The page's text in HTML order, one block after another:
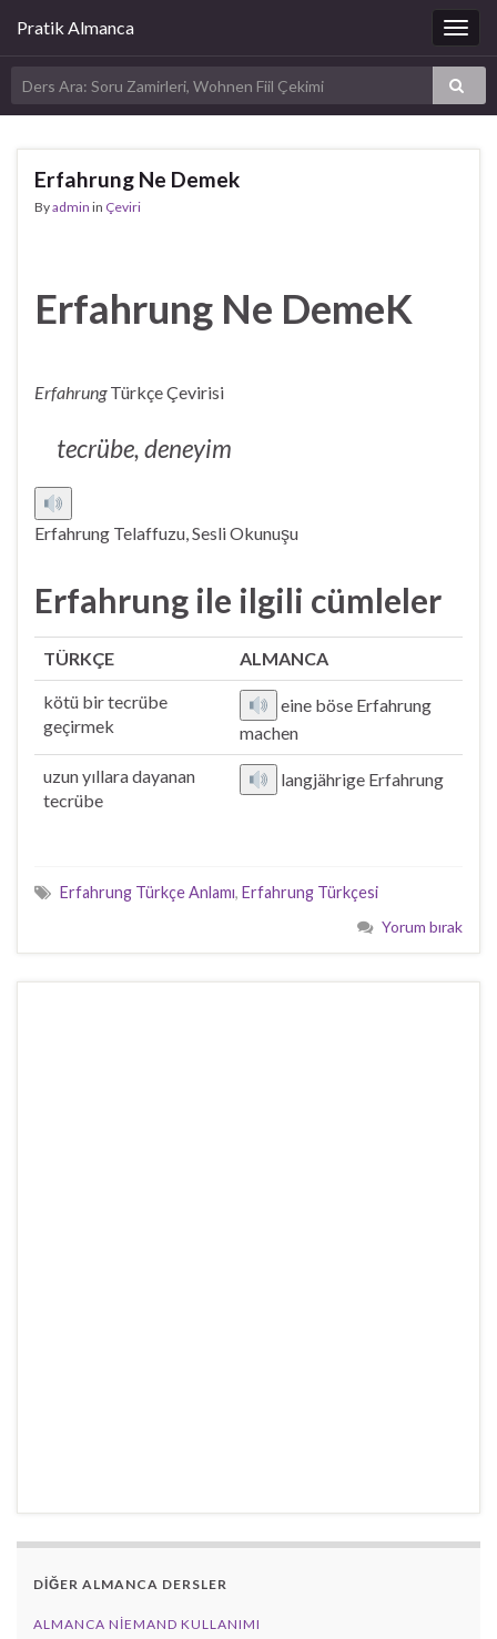
Pratik Almanca
Erfahrung Ne Demek
Byadmin in Çeviri
Erfahrung Ne DemeK
ErfahrungTürkçe Çevirisi
tecrübe, deneyim
Erfahrung Telaffuzu, Sesli Okunuşu
Erfahrung ile ilgili cümleler
TÜRKÇE ALMANCA
kötü bir tecrübe
geçirmek
eine böse Erfahrung
machen
uzun yıllara dayanan
tecrübe
langjährige Erfahrung
Erfahrung Türkçe Anlamı, Erfahrung Türkçesi
Yorum bırak
DİĞER ALMANCA DERSLER
ALMANCA NIEMAND KULLANIMI